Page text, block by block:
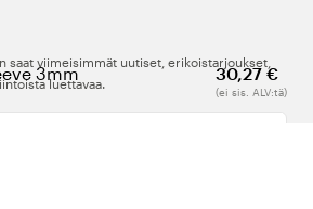
3mm 30,27 €
(ei sis. ALV:tä)
saat viimeisimmät uutiset, erikoistarjoukset,
luettavaa.